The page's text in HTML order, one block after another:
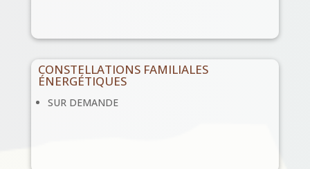
CONSTELLATIONS FAMILIALES
ÉNERGÉTIQUES
SUR DEMANDE